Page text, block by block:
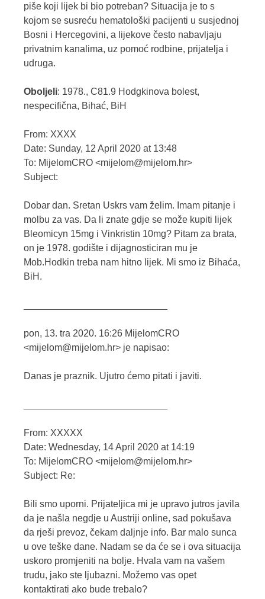
piše koji lijek bi bio potreban? Situacija je to s
kojom se susreću hematološki pacijenti u susjednoj
Bosni i Hercegovini, a lijekove često nabavljaju
privatnim kanalima, uz pomoć rodbine, prijatelja i
udruga.
Oboljeli: 1978., C81.9 Hodgkinova bolest,
nespecifična, Bihać, BiH
From: XXXX
Date: Sunday, 12 April 2020 at 13:48
To: MijelomCRO <mijelom@mijelom.hr>
Subject:
Dobar dan. Sretan Uskrs vam želim. Imam pitanje i
molbu za vas. Da li znate gdje se može kupiti lijek
Bleomicyn 15mg i Vinkristin 10mg? Pitam za brata,
on je 1978. godište i dijagnosticiran mu je
Mob.Hodkin treba nam hitno lijek. Mi smo iz Bihaća,
BiH.
pon, 13. tra 2020. 16:26 MijelomCRO
<mijelom@mijelom.hr> je napisao:
Danas je praznik. Ujutro ćemo pitati i javiti.
From: XXXXX
Date: Wednesday, 14 April 2020 at 14:19
To: MijelomCRO <mijelom@mijelom.hr>
Subject: Re:
Bili smo uporni. Prijateljica mi je upravo jutros javila
da je našla negdje u Austriji online, sad pokušava
da rješi prevoz, čekam daljnje info. Bar malo sunca
u ove teške dane. Nadam se da će se i ova situacija
uskoro promjeniti na bolje. Hvala vam na vašem
trudu, jako ste ljubazni. Možemo vas opet
kontaktirati ako bude trebalo?